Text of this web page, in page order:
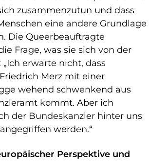
zusammenzutun und dass
eine andere Grundlage
Die Queerbeauftragte
Frage, was sie sich von der
erwarte nicht, dass
Merz mit einer
wehend schwenkend aus
kommt. Aber ich
der Bundeskanzler hinter uns
werden.“
Perspektive und